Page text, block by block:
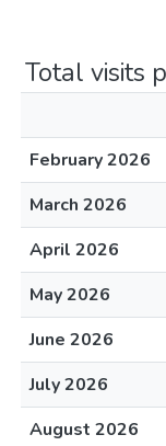
Total visits
February 2026
March 2026
April 2026
May 2026
June 2026
July 2026
August 2026